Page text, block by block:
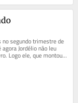
no segundo trimestre de
Jordélio não leu
Logo ele, que montou
e tirou nota máxima